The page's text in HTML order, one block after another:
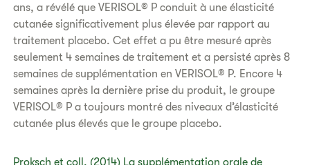
ans, a révélé que VERISOL® P conduit à une élasticité
cutanée significativement plus élevée par rapport au
traitement placebo. Cet effet a pu être mesuré après
seulement 4 semaines de traitement et a persisté après 8
semaines de supplémentation en VERISOL® P. Encore 4
semaines après la dernière prise du produit, le groupe
VERISOL® P a toujours montré des niveaux d’élasticité
cutanée plus élevés que le groupe placebo.
Proksch et coll. (2014) La supplémentation orale de